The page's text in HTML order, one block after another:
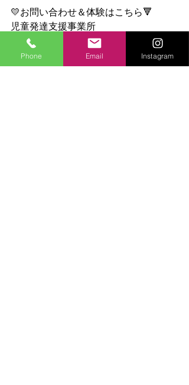
💛お問い合わせ＆体験はこちら🔻
児童発達支援事業所
ジャングルキッズジム🌴
📞　0562-96-1500
📧 info@junglekidsgym.com
Phone Email Instagram